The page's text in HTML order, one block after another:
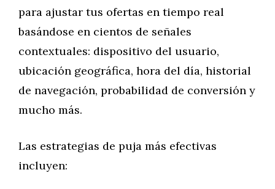
para ajustar tus ofertas en tiempo real
basándose en cientos de señales
contextuales: dispositivo del usuario,
ubicación geográfica, hora del día, historial
de navegación, probabilidad de conversión y
mucho más.
Las estrategias de puja más efectivas
incluyen: